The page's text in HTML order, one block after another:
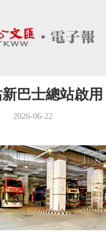
巴士總站啟用
2026-06-22